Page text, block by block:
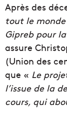
Après des
tout le
Gipreb pour
assure
(Union des
que « Le
l’issue de la
cours, qui